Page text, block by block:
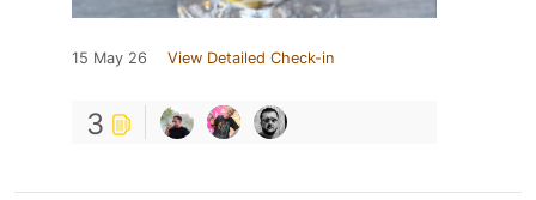
15 May 26 View Detailed Check-in
3